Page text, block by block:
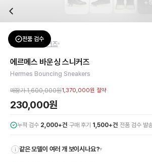
배송은 얼마나 걸리나요?
검수는 어떻게 진행되나요? 검수 사진을 받을 수 있나요?
전문 스태프가 실물 상품을 직접 확인한 후 검수 사진
교환이나 반품이 가능한가요?
수령 후 7일 이내 신청하시면 상품 하자, 사이즈 불일
쿠폰과 적립금을 함께 사용할 수 있나요?
네, 쿠폰과 적립금을 결제 시 함께 사용하실 수 있습니
신발은 정사이즈인가요?
대부분 정사이즈로 제작되나 모델에 따라 차이가 있을
에르메스 바운싱 스니커즈
브랜드:
성별:여성
색상:블랙
가격:230,000원
에르메스 바운싱 스니커즈 블랙은 최고급 소재와 에르
에르메스 바운싱 스니커즈
51
전품 검수
Hermes스니커즈
에르메스 바운싱 스니커즈
Hermes Bouncing Sneakers
매장가1,600,000원1,370,000원 절약
230,000원
누적 검수 2,000+건·구매 후기 1,500+건· 전품 검수 발
i 같은 모델이 여러 개 보이시나요?▾